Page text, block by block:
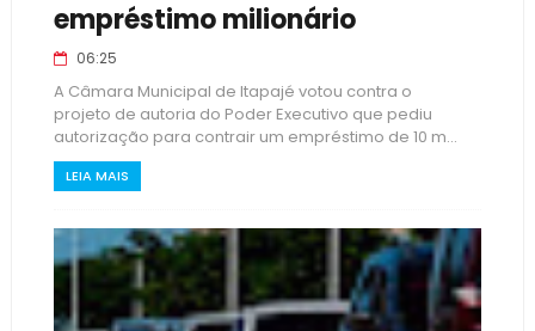
empréstimo milionário
06:25
A Câmara Municipal de Itapajé votou contra o
projeto de autoria do Poder Executivo que pediu
autorização para contrair um empréstimo de 10 m...
LEIA MAIS